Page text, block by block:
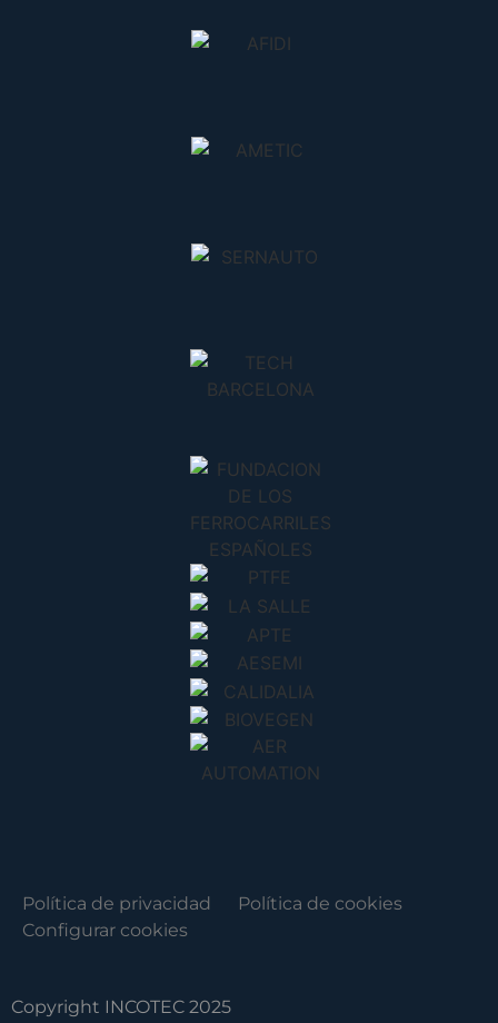
Política de privacidad
Política de cookies
Configurar cookies
Copyright INCOTEC 2025